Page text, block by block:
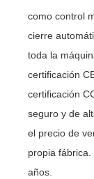
como control
cierre
toda la
certificación
certificación
seguro y de
el precio de
propia
años.